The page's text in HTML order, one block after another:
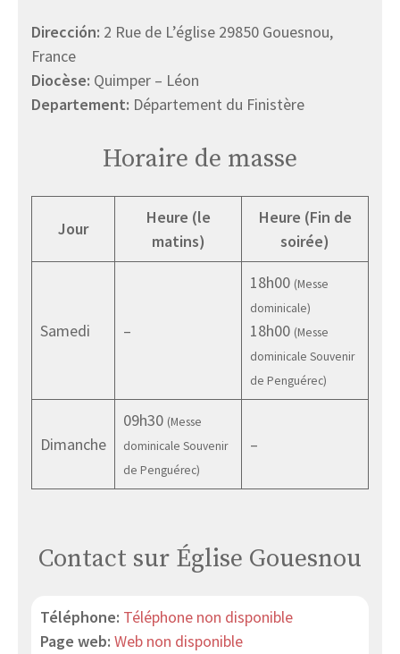
Dirección: 2 Rue de L’église 29850 Gouesnou,
France
Diocèse: Quimper – Léon
Departement: Département du Finistère
Horaire de masse
Jour
Heure (le
matins)
Heure (Fin de
soirée)
Samedi –
18h00 (Messe
dominicale)
18h00 (Messe
dominicale Souvenir
de Penguérec)
Dimanche
09h30 (Messe
dominicale Souvenir
de Penguérec)
–
Contact sur Église Gouesnou
Téléphone: Téléphone non disponible
Page web: Web non disponible